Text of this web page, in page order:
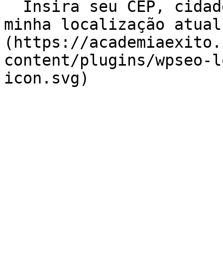
minha localização
(https://
content/plugins/
icon.svg)